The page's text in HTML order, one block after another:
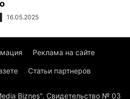
16.05.2025
Реклама на сайте
Статьи партнеров
Biznes". Свидетельство № 03